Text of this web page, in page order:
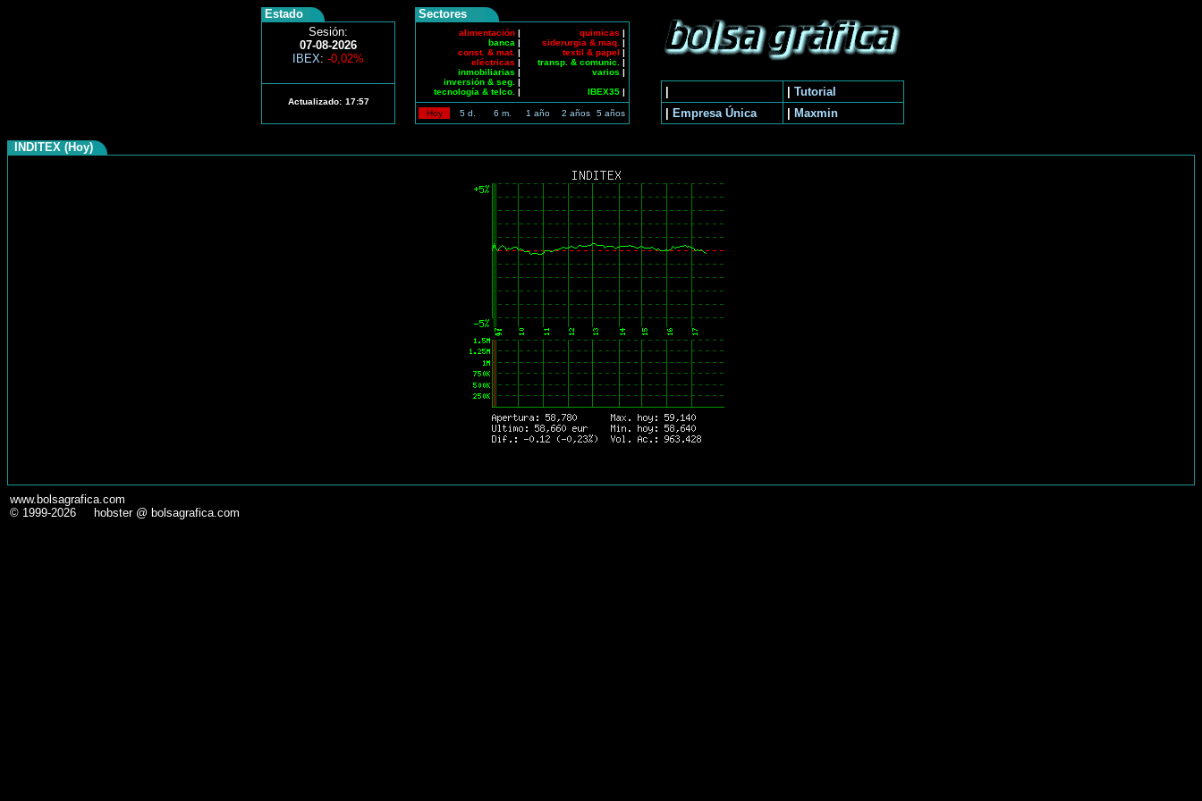
Estado
Sesión:
07-08-2026
IBEX: -0,02%
Actualizado: 17:57
Sectores
alimentación |
banca |
const. & mat. |
eléctricas |
inmobiliarias |
inversión & seg. |
tecnología & telco. |
quimicas |
siderurgia & maq. |
textil & papel |
transp. & comunic.
|
varios |
IBEX35 |
Hoy 5 d. 6 m. 1 año 2 años 5 años
Tutorial
Empresa Única Maxmin
INDITEX (Hoy)
www.bolsagrafica.com
© 1999-2026 hobster @ bolsagrafica.com